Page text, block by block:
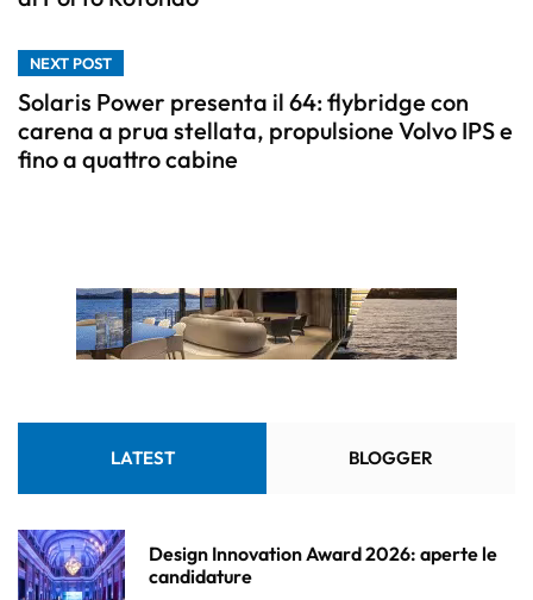
NEXT POST
Solaris Power presenta il 64: flybridge con
carena a prua stellata, propulsione Volvo IPS e
fino a quattro cabine
LATEST BLOGGER
Design Innovation Award 2026: aperte le
candidature